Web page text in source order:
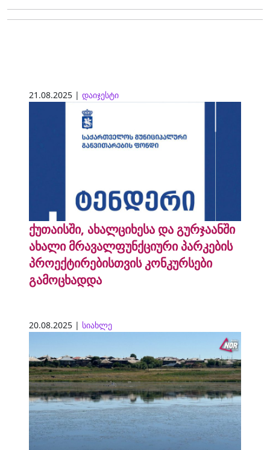
21.08.2025 | დაიჯესტი
ქუთაისში, ახალციხესა და გურჯაანში
ახალი მრავალფუნქციური პარკების
პროექტირებისთვის კონკურსები
გამოცხადდა
20.08.2025 | სიახლე